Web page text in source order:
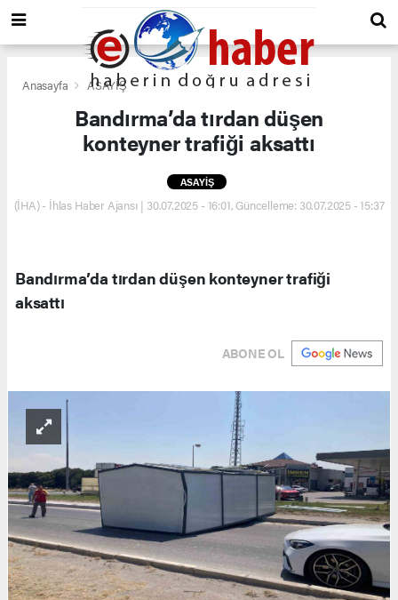
Anasayfa ASAYİŞ
Bandırma’da tırdan düşen
konteyner trafiği aksattı
ASAYİŞ
(İHA) - İhlas Haber Ajansı | 30.07.2025 - 16:01, Güncelleme: 30.07.2025 - 15:37
Bandırma’da tırdan düşen konteyner trafiği
aksattı
ABONE OL